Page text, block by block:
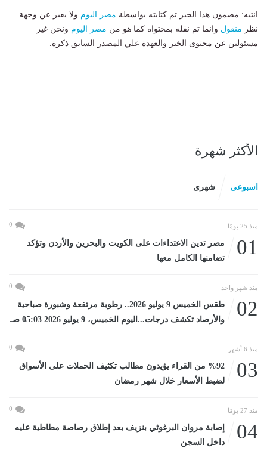
انتبه: مضمون هذا الخبر تم كتابته بواسطة مصر اليوم ولا يعبر عن وجهة
نظر منقول وانما تم نقله بمحتواه كما هو من مصر اليوم ونحن غير
مسئولين عن محتوى الخبر والعهدة علي المصدر السابق ذكرة.
الأكثر شهرة
اسبوعى شهرى
منذ 25 يومًا 0
01
مصر تدين الاعتداءات على الكويت والبحرين والأردن وتؤكد
تضامنها الكامل معها
منذ شهر واحد 0
02
طقس الخميس 9 يوليو 2026.. رطوبة مرتفعة وشبورة صباحية
والأرصاد تكشف درجات...اليوم الخميس، 9 يوليو 2026 05:03 صـ
منذ 6 أشهر 0
03
%92 من القراء يؤيدون مطالب تكثيف الحملات على الأسواق
لضبط الأسعار خلال شهر رمضان
منذ 27 يومًا 0
04
إصابة مروان البرغوثي بنزيف بعد إطلاق رصاصة مطاطية عليه
داخل السجن